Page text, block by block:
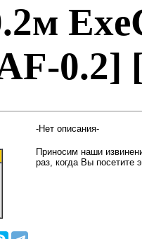
0.2]
-Нет описания-
Приносим наши
раз, когда Вы посетите